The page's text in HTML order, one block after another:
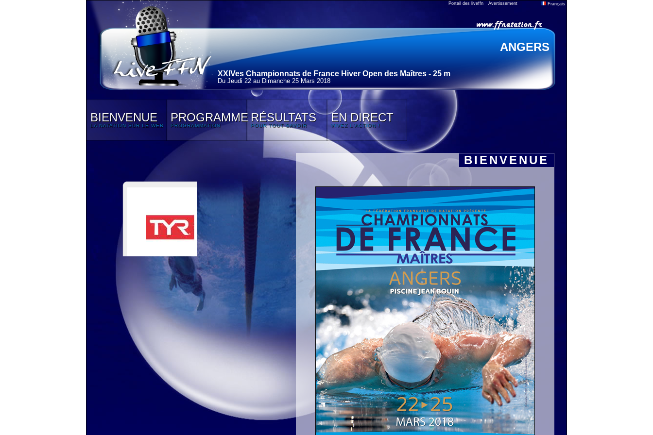
Portail des liveffn Avertissement Français
ANGERS
XXIVes Championnats de France Hiver Open des Maîtres - 25 m
Du Jeudi 22 au Dimanche 25 Mars 2018
BIENVENUE
LA NATATION SUR LE WEB
PROGRAMME
PROGRAMMATION
RÉSULTATS
POUR TOUT SAVOIR
EN DIRECT
VIVEZ L'ACTION !
BIENVENUE